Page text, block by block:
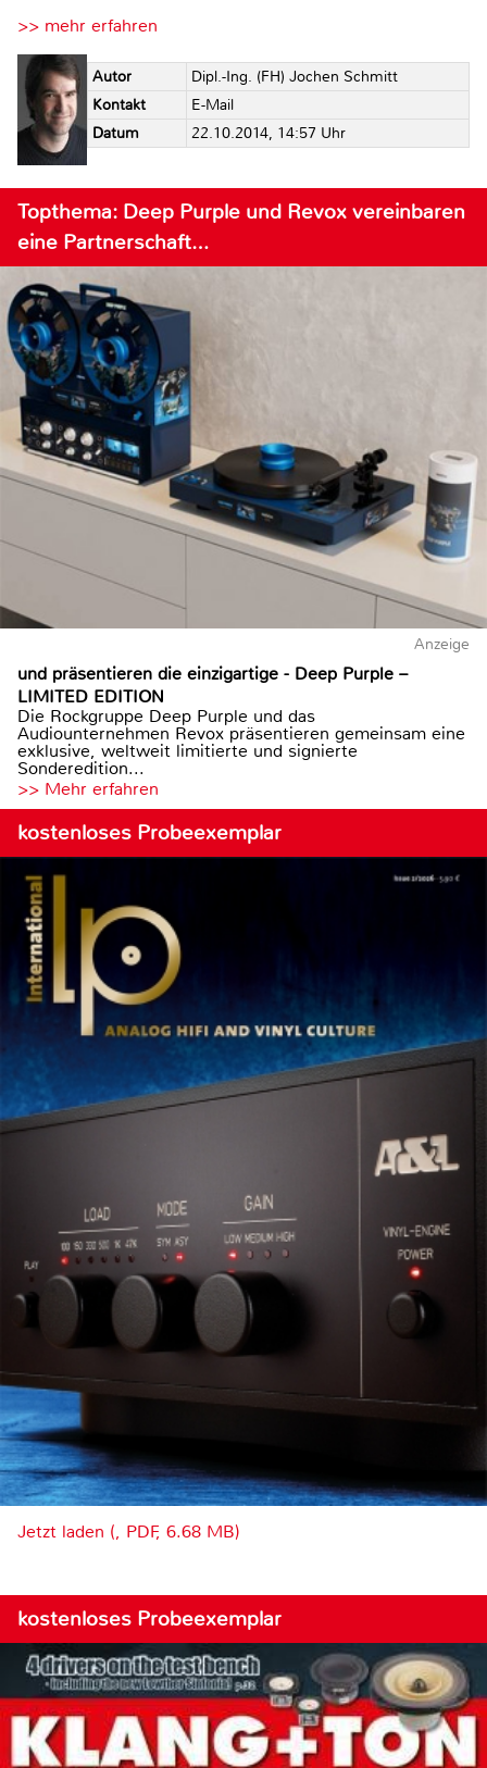
>> mehr erfahren
Autor
Dipl.-Ing. (FH) Jochen Schmitt
Kontakt
E-Mail
Datum
22.10.2014, 14:57 Uhr
Topthema: Deep Purple und Revox vereinbaren
eine Partnerschaft…
Anzeige
und präsentieren die einzigartige - Deep Purple –
LIMITED EDITION
Die Rockgruppe Deep Purple und das
Audiounternehmen Revox präsentieren gemeinsam eine
exklusive, weltweit limitierte und signierte
Sonderedition...
>> Mehr erfahren
kostenloses Probeexemplar
Jetzt laden (, PDF, 6.68 MB)
kostenloses Probeexemplar